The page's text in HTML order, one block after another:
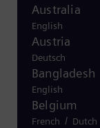
Australia
English
Austria
Deutsch
Bangladesh
English
Belgium
French / Dutch